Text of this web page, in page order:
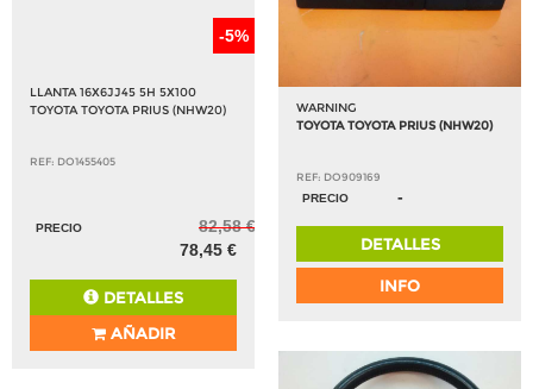
-5%
LLANTA 16X6JJ45 5H 5X100
TOYOTA TOYOTA PRIUS (NHW20)
REF: DO1455405
PRECIO
82,58 €
78,45 €
DETALLES
AÑADIR
WARNING
TOYOTA TOYOTA PRIUS (NHW20)
REF: DO909169
PRECIO
-
DETALLES
INFO